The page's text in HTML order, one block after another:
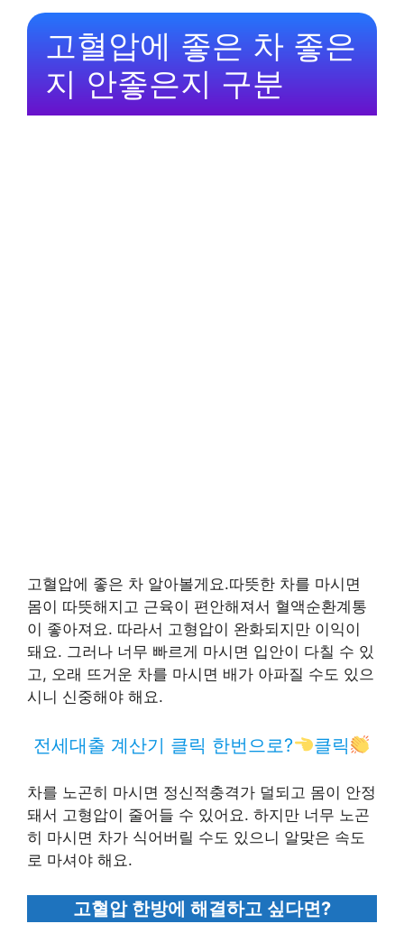
고혈압에 좋은 차 좋은
지 안좋은지 구분
고혈압에 좋은 차 알아볼게요.따뜻한 차를 마시면
몸이 따뜻해지고 근육이 편안해져서 혈액순환계통
이 좋아져요. 따라서 고형압이 완화되지만 이익이
돼요. 그러나 너무 빠르게 마시면 입안이 다칠 수 있
고, 오래 뜨거운 차를 마시면 배가 아파질 수도 있으
시니 신중해야 해요.
전세대출 계산기 클릭 한번으로? 클릭
차를 노곤히 마시면 정신적충격가 덜되고 몸이 안정
돼서 고형압이 줄어들 수 있어요. 하지만 너무 노곤
히 마시면 차가 식어버릴 수도 있으니 알맞은 속도
로 마셔야 해요.
고혈압 한방에 해결하고 싶다면?